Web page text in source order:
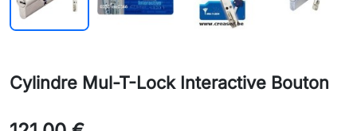
Cylindre Mul-T-Lock Interactive Bouton